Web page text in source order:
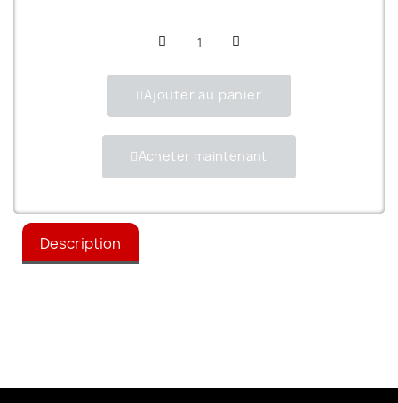
Ajouter au panier
Acheter maintenant
Description